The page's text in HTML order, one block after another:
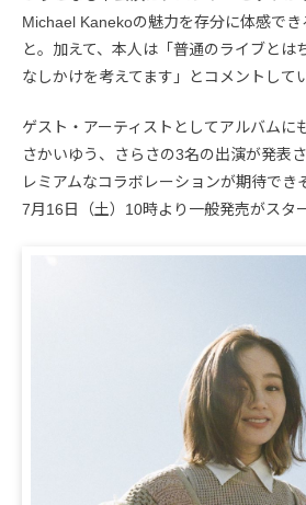
Michael Kanekoの魅力を存分に体感でき
と。加えて、本人は「普通のライブとは
なしかけを考えてます」とコメントして
ゲスト・アーティストとしてアルバムに
さかいゆう、さらさの3名の出演が発表
レミアムなコラボレーションが期待でき
7月16日（土）10時より一般発売がスタ